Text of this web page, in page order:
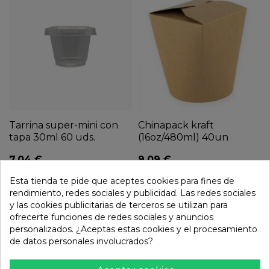
Tarrina super-mini con
tapa 30ml 60 uds.
7,04 €
Chinapack kraft
(16oz/480ml) 40un
9,09 €
Esta tienda te pide que aceptes cookies para fines de
rendimiento, redes sociales y publicidad. Las redes sociales
y las cookies publicitarias de terceros se utilizan para
ofrecerte funciones de redes sociales y anuncios
personalizados. ¿Aceptas estas cookies y el procesamiento
de datos personales involucrados?